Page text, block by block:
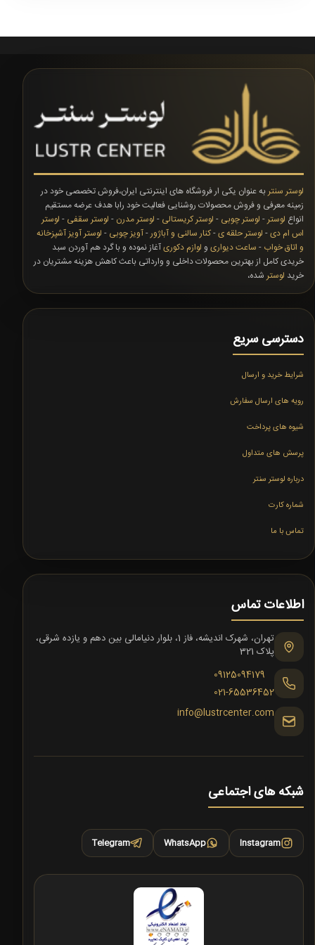
لوستر سنتر به عنوان یکی ار فروشگاه های اینترنتی ایران،فروش تخصصی خود در
زمینه معرفی و فروش محصولات روشنایی فعالیت خود رابا هدف عرضه مستقیم
انواع لوستر - لوستر چوبی - لوستر کریستالی - لوستر مدرن - لوستر سقفی - لوستر
اس ام دی- لوستر حلقه ی-کنار سالنی و آباژور-آویز چوبی - لوستر آویز آشپزخانه
و اتاق خواب - ساعت دیواری و لوازم دکوریآغاز نموده و با گرد هم آوردن سبد
خریدی کامل از بهترین محصولات داخلی و وارداتی باعث کاهش هزینه مشتریان در
خرید لوستر شده،
دسترسی سریع
شرایط خرید و ارسال
رویه های ارسال سفارش
شیوه های پرداخت
پرسش های متداول
درباره لوستر سنتر
شماره کارت
تماس با ما
اطلاعات تماس
تهران، شهرک اندیشه، فاز 1، بلوار دنیامالی بین دهم و یازده شرقی،
پلاک 321
09125094179
021-65536452
info@lustrcenter.com
شبکه های اجتماعی
Instagram
WhatsApp
Telegram